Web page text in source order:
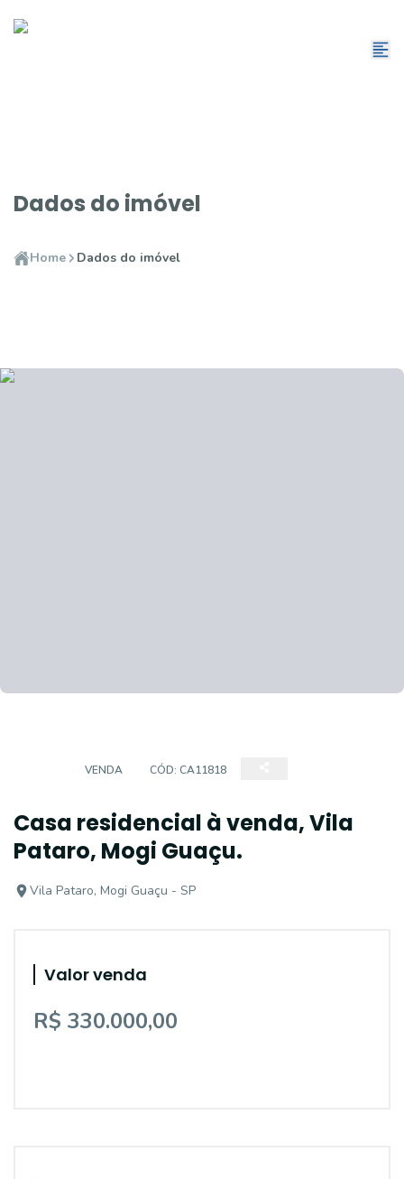
Dados do imóvel
Home Dados do imóvel
VENDA CÓD: CA11818
Casa residencial à venda, Vila
Pataro, Mogi Guaçu.
Vila Pataro, Mogi Guaçu - SP
Valor venda
R$ 330.000,00